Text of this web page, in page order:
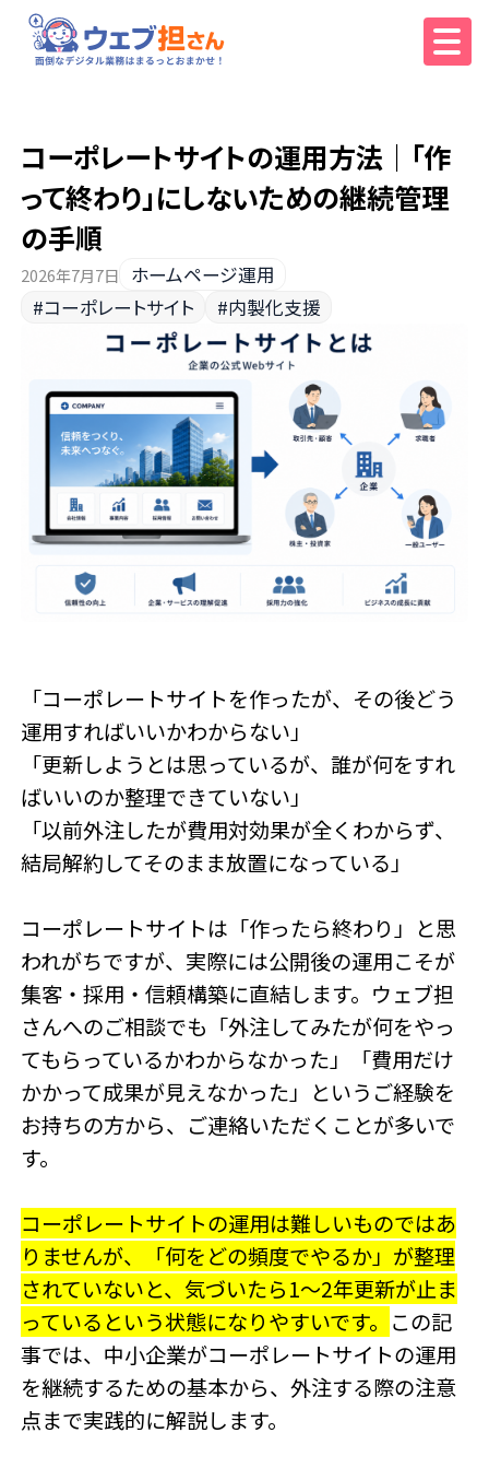
コーポレートサイトの運用方法｜「作
って終わり」にしないための継続管理
の手順
2026年7月7日
ホームページ運用
#コーポレートサイト
#内製化支援
「コーポレートサイトを作ったが、その後どう
運用すればいいかわからない」
「更新しようとは思っているが、誰が何をすれ
ばいいのか整理できていない」
「以前外注したが費用対効果が全くわからず、
結局解約してそのまま放置になっている」
コーポレートサイトは「作ったら終わり」と思
われがちですが、実際には公開後の運用こそが
集客・採用・信頼構築に直結します。ウェブ担
さんへのご相談でも「外注してみたが何をやっ
てもらっているかわからなかった」「費用だけ
かかって成果が見えなかった」というご経験を
お持ちの方から、ご連絡いただくことが多いで
す。
コーポレートサイトの運用は難しいものではあ
りませんが、「何をどの頻度でやるか」が整理
されていないと、気づいたら1〜2年更新が止ま
っているという状態になりやすいです。 この記
事では、中小企業がコーポレートサイトの運用
を継続するための基本から、外注する際の注意
点まで実践的に解説します。